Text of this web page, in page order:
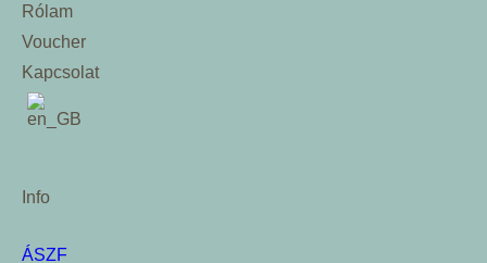
Rólam
Voucher
Kapcsolat
Info
ÁSZF